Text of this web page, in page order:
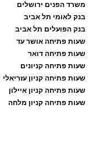
משרד הפנים ירושלים
בנק לאומי תל אביב
בנק הפועלים תל אביב
שעות פתיחה אושר עד
שעות פתיחה דואר
שעות פתיחה קניונים
שעות פתיחה קניון עזריאלי
שעות פתיחה קניון איילון
שעות פתיחה קניון מלחה